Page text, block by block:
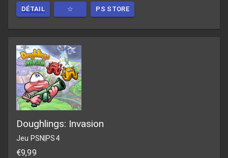
DÉTAIL ☆ PS STORE
Doughlings: Invasion
Jeu PSN PS4
€9,99